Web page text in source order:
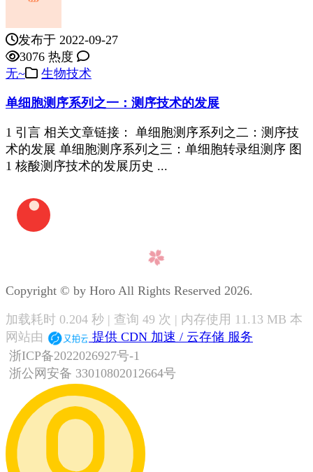
发布于 2022-09-27
3076 热度
无~
生物技术
单细胞测序系列之一：测序技术的发展
1 引言 相关文章链接： 单细胞测序系列之二：测序技
术的发展 单细胞测序系列之三：单细胞转录组测序 图
1 核酸测序技术的发展历史 ...
Copyright © by Horo All Rights Reserved 2026.
加载耗时 0.204 秒 | 查询 49 次 | 内存使用 11.13 MB 本
网站由
提供 CDN 加速 / 云存储 服务
浙ICP备2022026927号-1
浙公网安备 33010802012664号